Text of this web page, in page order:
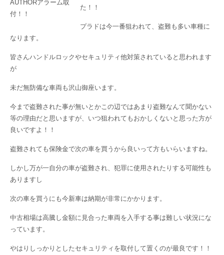
た！！
プラドは今一番狙われて、盗難も多い車種に
なります。
皆さんハンドルロックやセキュリティ他対策されていると思われます
が
未だ無防備な車両も沢山御座います。
今まで盗難された事が無いとかこの辺ではあまり盗難なんて聞かない
等の理由だと思いますが、いつ狙われてもおかしくないと思った方が
良いですよ！！
盗難されても保険金で次の車を買うから良いって方もいらいますね。
しかし万が一自分の車が盗難され、犯罪に使用されたりする可能性も
ありますし
次の車を買うにも今新車は納期が非常にかかります。
中古相場は高騰し金額に見合った車両を入手する事は難しい状況にな
っています。
やはりしっかりとしたセキュリティを取付して置くのが最良です！！